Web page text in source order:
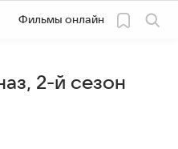
Фильмы онлайн
2-й сезон